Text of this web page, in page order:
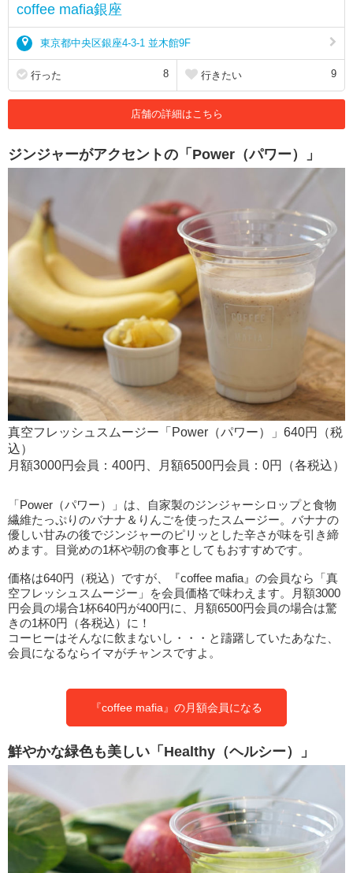
coffee mafia銀座
東京都中央区銀座4-3-1 並木館9F
行った 8 行きたい 9
店舗の詳細はこちら
ジンジャーがアクセントの「Power（パワー）」
真空フレッシュスムージー「Power（パワー）」640円（税
込）
月額3000円会員：400円、月額6500円会員：0円（各税込）
「Power（パワー）」は、自家製のジンジャーシロップと食物
繊維たっぷりのバナナ＆りんごを使ったスムージー。バナナの
優しい甘みの後でジンジャーのピリッとした辛さが味を引き締
めます。目覚めの1杯や朝の食事としてもおすすめです。
価格は640円（税込）ですが、『coffee mafia』の会員なら「真
空フレッシュスムージー」を会員価格で味わえます。月額3000
円会員の場合1杯640円が400円に、月額6500円会員の場合は驚
きの1杯0円（各税込）に！
コーヒーはそんなに飲まないし・・・と躊躇していたあなた、
会員になるならイマがチャンスですよ。
『coffee mafia』の月額会員になる
鮮やかな緑色も美しい「Healthy（ヘルシー）」